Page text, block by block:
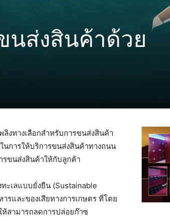
นส่งสินค้าด้วย
งทางเลือกสำหรับการขนส่งสินค้า
นการให้บริการขนส่งสินค้าทางถนน
ขนส่งสินค้าให้กับลูกค้า
ะเลแบบยั่งยืน (Sustainable
และของเสียทางการเกษตร ที่โดย
ห้สามารถลดการปล่อยก๊าซ